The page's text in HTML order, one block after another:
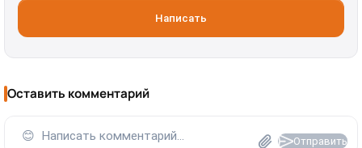
Написать
Оставить комментарий
😊 Написать комментарий... Отправить